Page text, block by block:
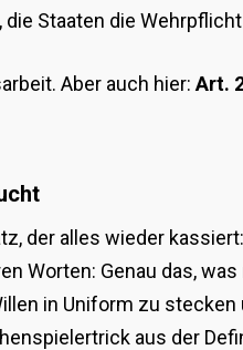
Staaten die
Aber auch hier:Art.
der alles wieder
Worten: Genau das,
in Uniform zu
aus der